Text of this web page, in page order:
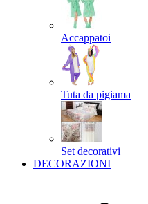
Accappatoi
Tuta da pigiama
Set decorativi
DECORAZIONI